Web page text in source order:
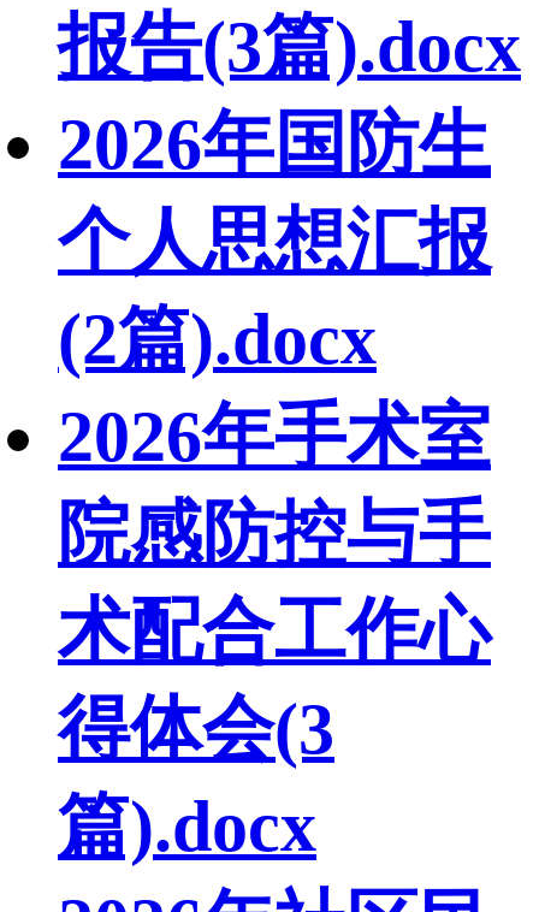
报告(3篇).docx
2026年国防生
个人思想汇报
(2篇).docx
2026年手术室
院感防控与手
术配合工作心
得体会(3
篇).docx